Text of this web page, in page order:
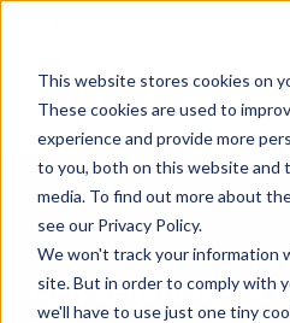
This website stores cookies on
These cookies are used to
experience and provide more
to you, both on this website and
media. To find out more about
see our Privacy Policy.
We won't track your information
site. But in order to comply with
we'll have to use just one tiny
Find helpful tips &